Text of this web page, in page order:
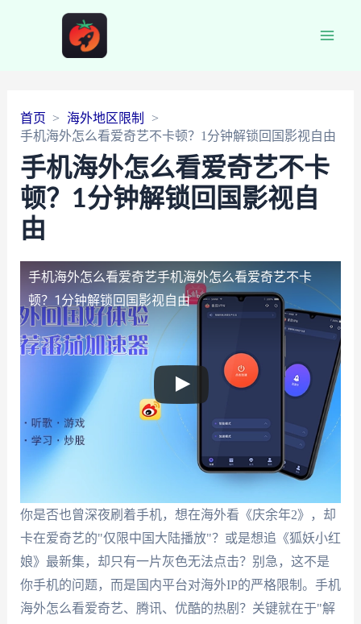
首页
海外地区限制
手机海外怎么看爱奇艺不卡顿？1分钟解锁回国影视自由
手机海外怎么看爱奇艺不卡
顿？1分钟解锁回国影视自
由
手机海外怎么看爱奇艺手机海外怎么看爱奇艺不卡
顿？1分钟解锁回国影视自由
你是否也曾深夜刷着手机，想在海外看《庆余年2》，却
卡在爱奇艺的"仅限中国大陆播放"？或是想追《狐妖小红
娘》最新集，却只有一片灰色无法点击？别急，这不是
你手机的问题，而是国内平台对海外IP的严格限制。手机
海外怎么看爱奇艺、腾讯、优酷的热剧？关键就在于"解